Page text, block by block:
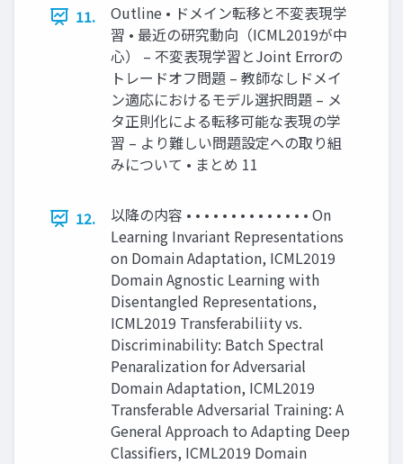
11.
Outline • ドメイン転移と不変表現学
習 • 最近の研究動向（ICML2019が中
心） – 不変表現学習とJoint Errorの
トレードオフ問題 – 教師なしドメイ
ン適応におけるモデル選択問題 – メ
タ正則化による転移可能な表現の学
習 – より難しい問題設定への取り組
みについて • まとめ 11
12.
以降の内容 • • • • • • • • • • • • • • On
Learning Invariant Representations
on Domain Adaptation, ICML2019
Domain Agnostic Learning with
Disentangled Representations,
ICML2019 Transferabiliity vs.
Discriminability: Batch Spectral
Penaralization for Adversarial
Domain Adaptation, ICML2019
Transferable Adversarial Training: A
General Approach to Adapting Deep
Classifiers, ICML2019 Domain